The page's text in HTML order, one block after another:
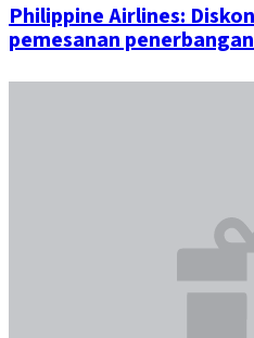
Philippine Airlines:
pemesanan